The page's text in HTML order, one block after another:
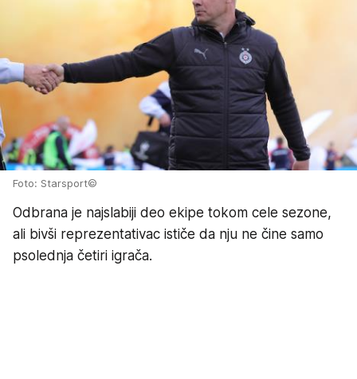
Foto: Starsport©
Odbrana je najslabiji deo ekipe tokom cele sezone,
ali bivši reprezentativac ističe da nju ne čine samo
psolednja četiri igrača.